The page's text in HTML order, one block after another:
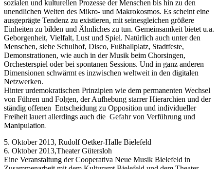
sozialen und kulturellen Prozesse der Menschen bis hin zu den
unendlichen Welten des Mikro- und Makrokosmos. Es scheint eine
ausgeprägte Tendenz zu existieren, mit seinesgleichen größere
Einheiten zu bilden und Ähnliches zu tun. Gemeinsamkeit bietet u.a.
Geborgenheit, Vielfalt, Lust und Spiel. Natürlich auch unter den
Menschen, siehe Schulhof, Disco, Fußballplatz, Stadtfeste,
Demonstrationen, wie auch in der Musik beim Chorsingen,
Orchesterspiel oder bei spontanen Sessions. Und in ganz anderen
Dimensionen schwärmt es inzwischen weltweit in den digitalen
Netzwerken.
Hinter urdemokratischen Prinzipien wie dem permanenten Wechsel
von Führen und Folgen, der Aufhebung starrer Hierarchien und der
ständig offenen Entscheidung zu Opposition und individueller
Freiheit lauert allerdings auch die Gefahr von Verführung und
Manipulation.
5. Oktober 2013, Rudolf Oetker-Halle Bielefeld
6. Oktober 2013,Theater Gütersloh
Eine Veranstaltung der Cooperativa Neue Musik Bielefeld in